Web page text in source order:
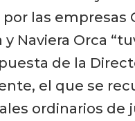
las empresas
y Naviera Orca
de la
el que se
ordinarios de